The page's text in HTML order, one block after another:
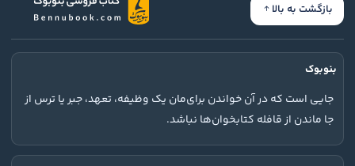
بازگشت به بالا
بنوبوک
جایی است که در آن خواندن برای‌مان یک وظیفه، تعهد، جبر یا ترس از
جا ماندن از قافله کتابخوان‌ها نباشد.